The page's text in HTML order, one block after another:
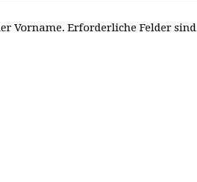
Vorname. Erforderliche Felder sind